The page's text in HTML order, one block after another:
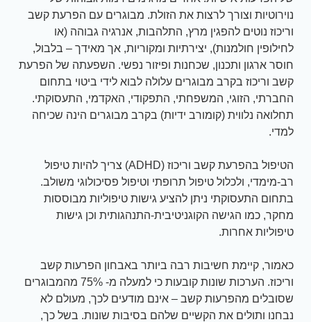
נוירוטיות וצורך לרצות את הזולת. מבוגרים עם הפרעת קשב
וריכוז נוטים להפגין מרץ, התלהבות, אנרגיה גבוהה (או
לחילופין חולמנות), יצירתיות ומקוריות, אך מאידך – בלבול,
חוסר ארגון ותכנון, שכחנות ופיזור נפשי. השפעתה של הפרעת
קשב וריכוז בקרב מבוגרים עלולה לבוא לידי ביטוי בתחום
החברתי, הזוגי, המשפחתי, התפקודי, האקדמי, התעסוקתי.
תחלואה נלווית (קומורב ידיות) בקרב מבוגרים הינה שכיחה
למדי.
הטיפול בהפרעת קשב וריכוז (ADHD) צריך להיות טיפול
רב-מימדי, ולכלול טיפול תרופתי וטיפול פסיכולוגי משולב.
בתחום התעסוקתי ניתן להציע גישות טיפוליות מבוססות
מחקר, כמו הגישה הקוגניטיבית-התנהגותית וכן גישות
טיפוליות אחרות.
כאמור, קיימת חשיבות רבה ביותר באבחון הפרעות קשב
וריכוז. הערכות שונות קובעות כי למעלה מ- 75% מהמבוגרים
שסובלים מהפרעות קשב – אינם מודעים לכך, מעולם לא
נבחנו ותולים את הקשיים שלהם בסיבות שונות. בשל כך,